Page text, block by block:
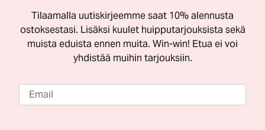
Tilaamalla uutiskirjeemme saat 10% alennusta
ostoksestasi. Lisäksi kuulet huipputarjouksista sekä
muista eduista ennen muita. Win-win! Etua ei voi
yhdistää muihin tarjouksiin.